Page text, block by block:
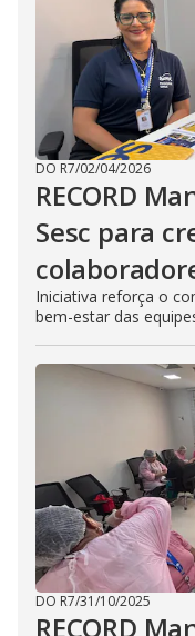
DO R7/02/04/2026
RECORD
Sesc para
Iniciativa reforça o
bem-estar das
DO R7/31/10/2025
RECORD